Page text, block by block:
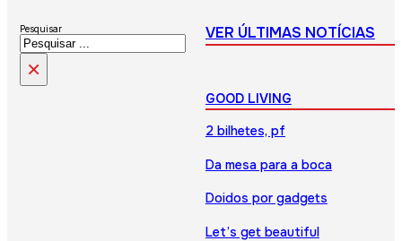
Pesquisar
×
VER ÚLTIMAS NOTÍCIAS
GOOD LIVING
2 bilhetes, pf
Da mesa para a boca
Doidos por gadgets
Let’s get beautiful